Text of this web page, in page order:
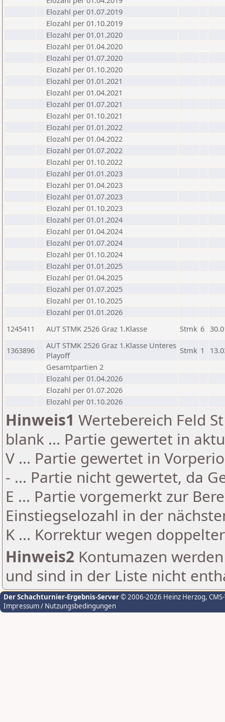
Elozahl per 01.07.2019
Elozahl per 01.10.2019
Elozahl per 01.01.2020
Elozahl per 01.04.2020
Elozahl per 01.07.2020
Elozahl per 01.10.2020
Elozahl per 01.01.2021
Elozahl per 01.04.2021
Elozahl per 01.07.2021
Elozahl per 01.10.2021
Elozahl per 01.01.2022
Elozahl per 01.04.2022
Elozahl per 01.07.2022
Elozahl per 01.10.2022
Elozahl per 01.01.2023
Elozahl per 01.04.2023
Elozahl per 01.07.2023
Elozahl per 01.10.2023
Elozahl per 01.01.2024
Elozahl per 01.04.2024
Elozahl per 01.07.2024
Elozahl per 01.10.2024
Elozahl per 01.01.2025
Elozahl per 01.04.2025
Elozahl per 01.07.2025
Elozahl per 01.10.2025
Elozahl per 01.01.2026
1245411
AUT STMK 2526 Graz 1.Klasse Stmk 6
1363896
AUT STMK 2526 Graz 1.Klasse Unteres
Playoff
Stmk 1
Gesamtpartien 2
Elozahl per 01.04.2026
Elozahl per 01.07.2026
Elozahl per 01.10.2026
Hinweis1 Wertebereich Feld
blank ... Partie gewertet in
V ... Partie gewertet in
- ... Partie nicht gewertet, da
E ... Partie vorgemerkt zur
Einstiegselozahl in der
K ... Korrektur wegen
Hinweis2 Kontumazen
und sind in der Liste nicht
Der Schachturnier-Ergebnis-Server© 2006-2026 Heinz Herzog,
Impressum / Nutzungsbedingungen